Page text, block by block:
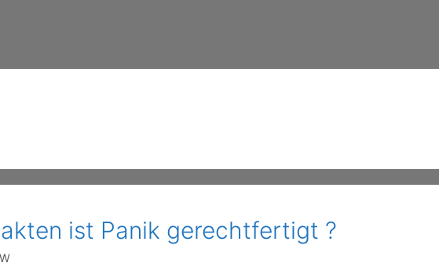
ist Panik gerechtfertigt ?